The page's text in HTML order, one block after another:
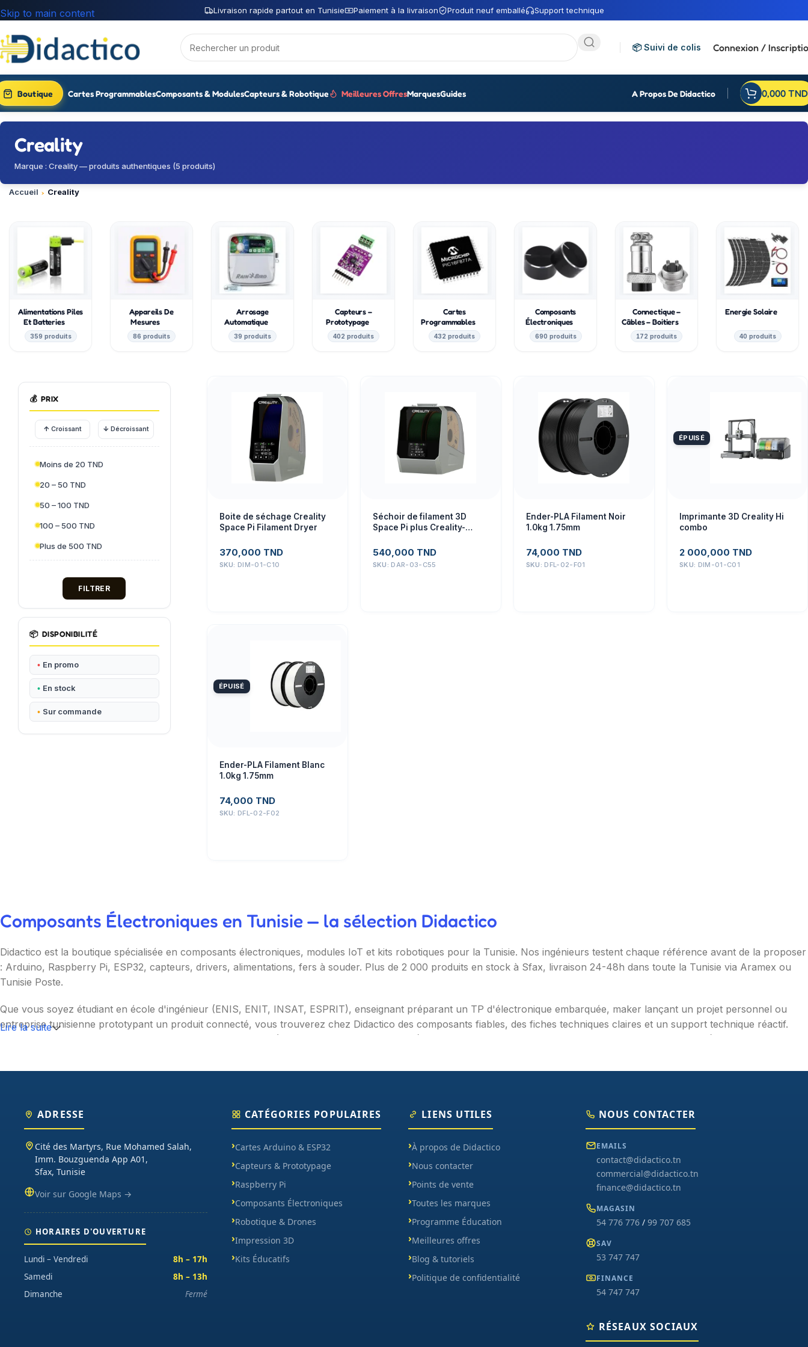
Livraison rapide partout en Tunisie Paiement à la livraison Produit neuf emballé Support technique
Skip to main content
📦 Suivi de colis Connexion /
Boutique Cartes ProgrammablesComposants & ModulesCapteurs & Robotique Meilleures OffresMarquesGuides A Propos De Didactico 0,000 TND
Creality
Marque : Creality — produits authentiques (5 produits)
Accueil Creality
Alimentations Piles
Et Batteries
359 produits
Appareils De
Mesures
86 produits
Arrosage
Automatique
39 produits
Capteurs –
Prototypage
402 produits
Cartes
Programmables
432 produits
Composants
Électroniques
690 produits
Connectique –
Câbles – Boitiers
172 produits
Energie Solaire
40 produits
💰 PRIX
↑ Croissant ↓ Décroissant
Moins de 20 TND
20 – 50 TND
50 – 100 TND
100 – 500 TND
Plus de 500 TND
FILTRER
📦 DISPONIBILITÉ
En promo
En stock
Sur commande
Boite de séchage Creality
Space Pi Filament Dryer
370,000 TND
SKU: DIM-01-C10
Séchoir de filament 3D
Space Pi plus Creality-
540,000 TND
SKU: DAR-03-C55
Ender-PLA Filament Noir
1.0kg 1.75mm
74,000 TND
SKU: DFL-02-F01
ÉPUISÉ
Imprimante 3D Creality Hi
combo
2 000,000 TND
SKU: DIM-01-C01
ÉPUISÉ
Ender-PLA Filament Blanc
1.0kg 1.75mm
74,000 TND
SKU: DFL-02-F02
Composants Électroniques en Tunisie — la sélection Didactico
Didactico est la boutique spécialisée en composants électroniques, modules IoT et kits robotiques pour la Tunisie. Nos ingénieurs testent chaque référence avant de la proposer
: Arduino, Raspberry Pi, ESP32, capteurs, drivers, alimentations, fers à souder. Plus de 2 000 produits en stock à Sfax, livraison 24-48h dans toute la Tunisie via Aramex ou
Tunisie Poste.
Que vous soyez étudiant en école d'ingénieur (ENIS, ENIT, INSAT, ESPRIT), enseignant préparant un TP d'électronique embarquée, maker lançant un projet personnel ou
entreprise tunisienne prototypant un produit connecté, vous trouverez chez Didactico des composants fiables, des fiches techniques claires et un support technique réactif.
Nos catégories couvrent l'essentiel : cartes programmables (Arduino, Raspberry Pi, ESP32), capteurs et modules (température, distance, WiFi, LoRa, GSM), robotique
garantie et SAV inclus sur chaque commande.
Lire la suite
ADRESSE
Cité des Martyrs, Rue Mohamed Salah,
Imm. Bouzguenda App A01,
Sfax, Tunisie
Voir sur Google Maps →
HORAIRES D'OUVERTURE
Lundi – Vendredi
8h – 17h
Samedi
8h – 13h
Dimanche
Fermé
CATÉGORIES POPULAIRES
Cartes Arduino & ESP32
Capteurs & Prototypage
Raspberry Pi
Composants Électroniques
Robotique & Drones
Impression 3D
Kits Éducatifs
LIENS UTILES
À propos de Didactico
Nous contacter
Points de vente
Toutes les marques
Programme Éducation
Meilleures offres
Blog & tutoriels
Politique de confidentialité
NOUS CONTACTER
EMAILS
contact@didactico.tn
commercial@didactico.tn
finance@didactico.tn
MAGASIN
54 776 776/ 99 707 685
SAV
53 747 747
FINANCE
54 747 747
RÉSEAUX SOCIAUX